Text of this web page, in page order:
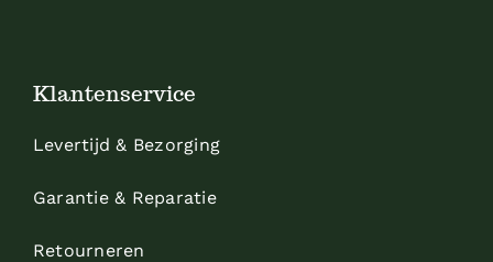
Klantenservice
Levertijd & Bezorging
Garantie & Reparatie
Retourneren